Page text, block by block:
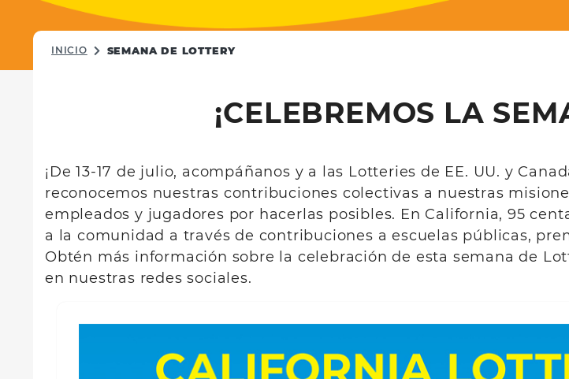
INICIO SEMANA DE LOTTERY
¡CELEBREMOS LA
¡De 13-17 de julio, acompáñanos y a las Lotteries de EE. UU. y
reconocemos nuestras contribuciones colectivas a nuestras
empleados y jugadores por hacerlas posibles. En California, 95
a la comunidad a través de contribuciones a escuelas públicas,
Obtén más información sobre la celebración de esta semana de
en nuestras redes sociales.